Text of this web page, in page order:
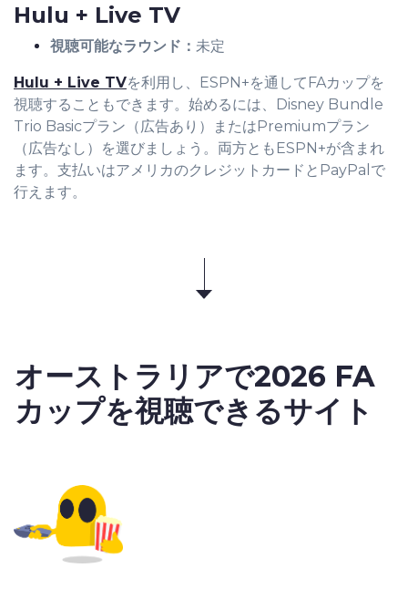
Hulu + Live TV
視聴可能なラウンド： 未定
Hulu + Live TVを利用し、ESPN+を通してFAカップを
視聴することもできます。始めるには、Disney Bundle
Trio Basicプラン（広告あり）またはPremiumプラン
（広告なし）を選びましょう。両方ともESPN+が含まれ
ます。支払いはアメリカのクレジットカードとPayPalで
行えます。
オーストラリアで2026 FA
カップを視聴できるサイト